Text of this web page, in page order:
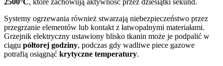
2500°C, które zachowują aktywność przez dziesiątki sekund.
Systemy ogrzewania również stwarzają niebezpieczeństwo przez
przegrzanie elementów lub kontakt z łatwopalnymi materiałami.
Grzejnik elektryczny ustawiony blisko tkanin może je podpalić w
ciągu półtorej godziny, podczas gdy wadliwe piece gazowe
potrafią osiągnąć krytyczne temperatury.